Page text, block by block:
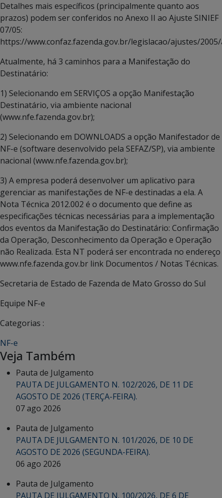
Detalhes mais específicos (principalmente quanto aos
prazos) podem ser conferidos no Anexo II ao Ajuste SINIEF
07/05:
https://www.confaz.fazenda.gov.br/legislacao/ajustes/2005/
Atualmente, há 3 caminhos para a Manifestação do
Destinatário:
1) Selecionando em SERVIÇOS a opção Manifestação
Destinatário, via ambiente nacional
(www.nfe.fazenda.gov.br);
2) Selecionando em DOWNLOADS a opção Manifestador de
NF-e (software desenvolvido pela SEFAZ/SP), via ambiente
nacional (www.nfe.fazenda.gov.br);
3) A empresa poderá desenvolver um aplicativo para
gerenciar as manifestações de NF-e destinadas a ela. A
Nota Técnica 2012.002 é o documento que define as
especificações técnicas necessárias para a implementação
dos eventos da Manifestação do Destinatário: Confirmação
da Operação, Desconhecimento da Operação e Operação
não Realizada. Esta NT poderá ser encontrada no endereço
www.nfe.fazenda.gov.br link Documentos / Notas Técnicas.
Secretaria de Estado de Fazenda de Mato Grosso do Sul
Equipe NF-e
Categorias :
NF-e
Veja Também
Pauta de Julgamento
PAUTA DE JULGAMENTO N. 102/2026, DE 11 DE
AGOSTO DE 2026 (TERÇA-FEIRA).
07 ago 2026
Pauta de Julgamento
PAUTA DE JULGAMENTO N. 101/2026, DE 10 DE
AGOSTO DE 2026 (SEGUNDA-FEIRA).
06 ago 2026
Pauta de Julgamento
PAUTA DE JULGAMENTO N. 100/2026, DE 6 DE